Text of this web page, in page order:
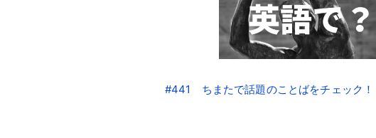
#441 ちまたで話題のことばをチェック！